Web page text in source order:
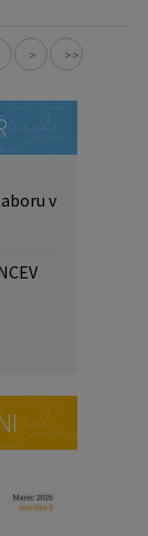
> >>
v